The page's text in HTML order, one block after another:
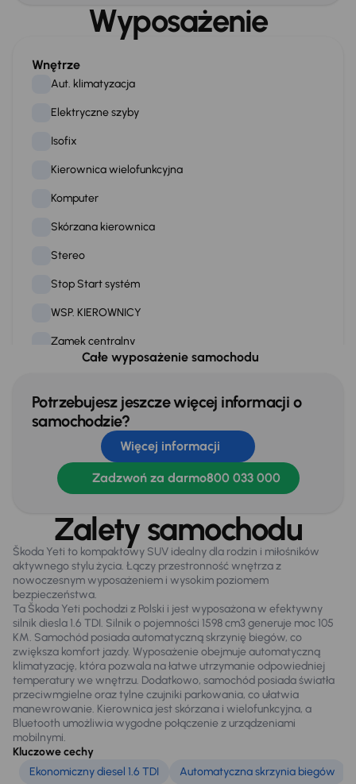
Wyposażenie
Wnętrze
Aut. klimatyzacja
Elektryczne szyby
Isofix
Kierownica wielofunkcyjna
Komputer
Skórzana kierownica
Stereo
Stop Start systém
WSP. KIEROWNICY
Zamek centralny
Na zewnątrz
Elektr. składane lusterka
Oryginalne Alufelgi
Relingi dachowe
Extra
Tylne czujniki parkowania
Infotainment
Bluetooth
Nawigacja
Bezpieczeństwo
Całe wyposażenie samochodu
Potrzebujesz jeszcze więcej informacji o
samochodzie?
Więcej informacji
Zadzwoń za darmo800 033 000
Zalety samochodu
Škoda Yeti to kompaktowy SUV idealny dla rodzin i miłośników
aktywnego stylu życia. Łączy przestronność wnętrza z
nowoczesnym wyposażeniem i wysokim poziomem
bezpieczeństwa.
Ta Škoda Yeti pochodzi z Polski i jest wyposażona w efektywny
silnik diesla 1.6 TDI. Silnik o pojemności 1598 cm3 generuje moc 105
KM. Samochód posiada automatyczną skrzynię biegów, co
zwiększa komfort jazdy. Wyposażenie obejmuje automatyczną
klimatyzację, która pozwala na łatwe utrzymanie odpowiedniej
temperatury we wnętrzu. Dodatkowo, samochód posiada światła
przeciwmgielne oraz tylne czujniki parkowania, co ułatwia
manewrowanie. Kierownica jest skórzana i wielofunkcyjna, a
Bluetooth umożliwia wygodne połączenie z urządzeniami
mobilnymi.
Kluczowe cechy
Ekonomiczny diesel 1.6 TDI
Automatyczna skrzynia biegów